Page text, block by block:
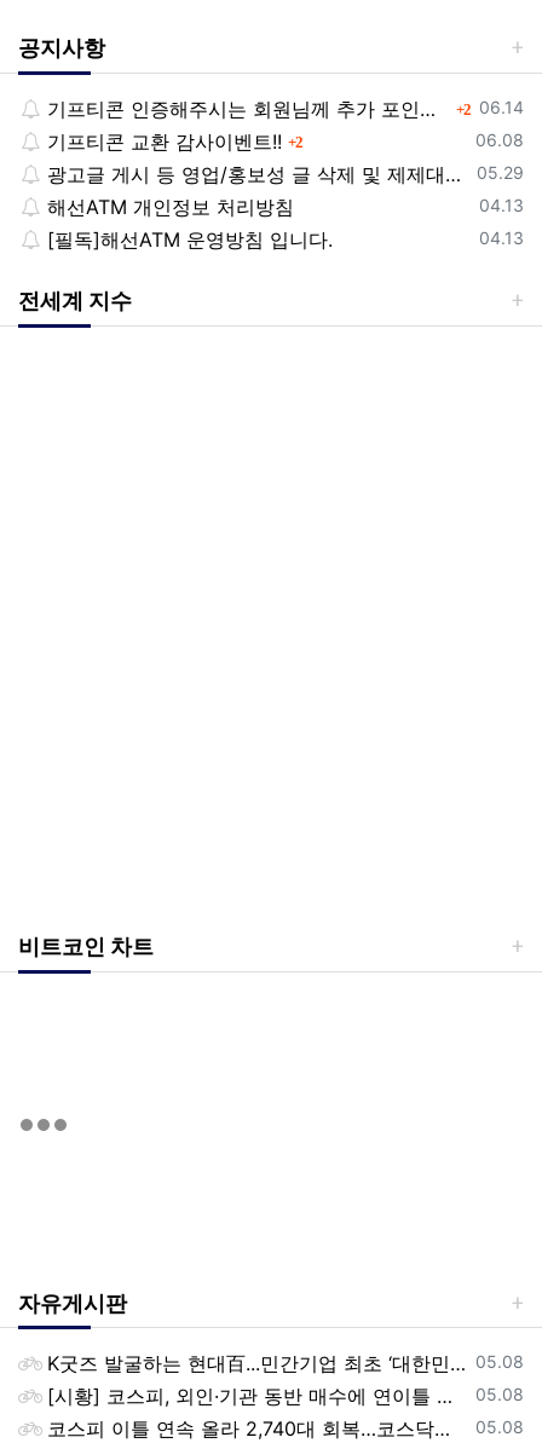
공지사항
등록일
06.14
기프티콘 인증해주시는 회원님께 추가 포인트 쏩니다!! 2댓글
등록일
06.08
기프티콘 교환 감사이벤트!! 2댓글
등록일
05.29
광고글 게시 등 영업/홍보성 글 삭제 및 제제대상입니다.
등록일
04.13
해선ATM 개인정보 처리방침
등록일
04.13
[필독]해선ATM 운영방침 입니다.
전세계 지수
비트코인 차트
자유게시판
등록일
05.08
K굿즈 발굴하는 현대百...민간기업 최초 ‘대한민국 관광공모전’ 후원
등록일
05.08
[시황] 코스피, 외인·기관 동반 매수에 연이틀 상승…2745.05 마감
등록일
05.08
코스피 이틀 연속 올라 2,740대 회복…코스닥은 강보합(종합)